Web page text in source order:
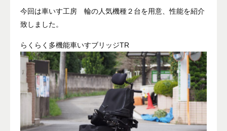
今回は車いす工房 輪の人気機種２台を用意、性能を紹介
致しました。
らくらく多機能車いすブリッジTR